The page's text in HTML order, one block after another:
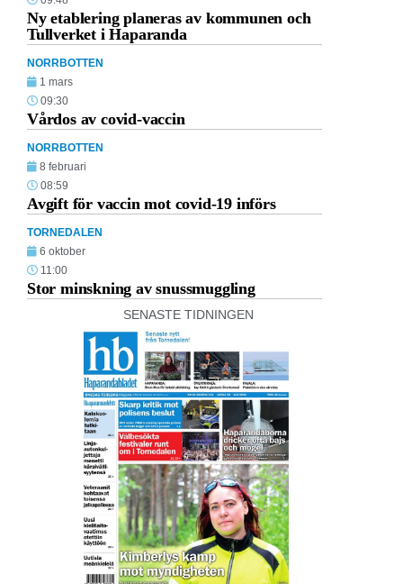
Ny etablering planeras av kommunen och
Tullverket i Haparanda
NORRBOTTEN
1 mars
09:30
Vårdos av covid-vaccin
NORRBOTTEN
8 februari
08:59
Avgift för vaccin mot covid-19 införs
TORNEDALEN
6 oktober
11:00
Stor minskning av snussmuggling
SENASTE TIDNINGEN